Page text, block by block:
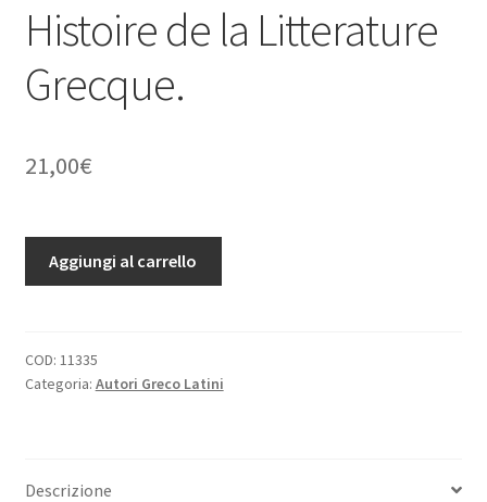
Histoire de la Litterature
Grecque.
21,00€
Grecque.
quantità
Aggiungi al carrello
COD: 11335
Categoria: Autori Greco Latini
Descrizione